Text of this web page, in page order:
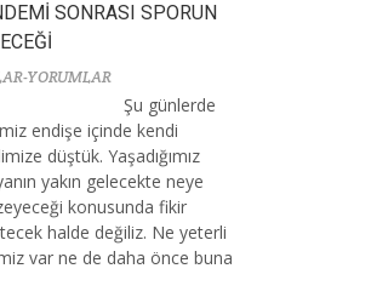
SONRASI SPORUN
YORUMLAR
Şu günlerde
endişe içinde kendi
düştük. Yaşadığımız
yakın gelecekte neye
konusunda fikir
halde değiliz. Ne yeterli
var ne de daha önce buna